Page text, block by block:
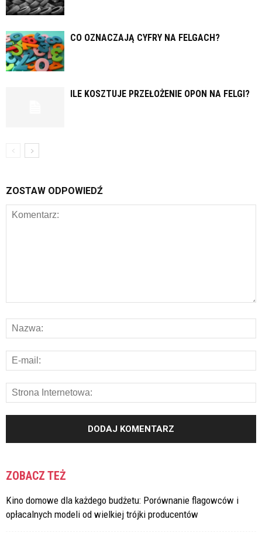
CO OZNACZAJĄ CYFRY NA FELGACH?
ILE KOSZTUJE PRZEŁOŻENIE OPON NA FELGI?
ZOSTAW ODPOWIEDŹ
ZOBACZ TEŻ
Kino domowe dla każdego budżetu: Porównanie flagowców i
opłacalnych modeli od wielkiej trójki producentów